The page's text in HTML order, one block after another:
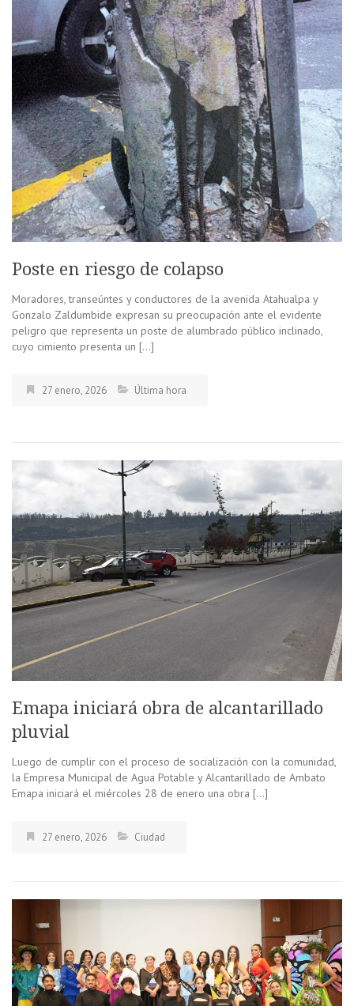
Poste en riesgo de colapso
Moradores, transeúntes y conductores de la avenida Atahualpa y
Gonzalo Zaldumbide expresan su preocupación ante el evidente
peligro que representa un poste de alumbrado público inclinado,
cuyo cimiento presenta un […]
27 enero, 2026 Última hora
Emapa iniciará obra de alcantarillado
pluvial
Luego de cumplir con el proceso de socialización con la comunidad,
la Empresa Municipal de Agua Potable y Alcantarillado de Ambato
Emapa iniciará el miércoles 28 de enero una obra […]
27 enero, 2026 Ciudad